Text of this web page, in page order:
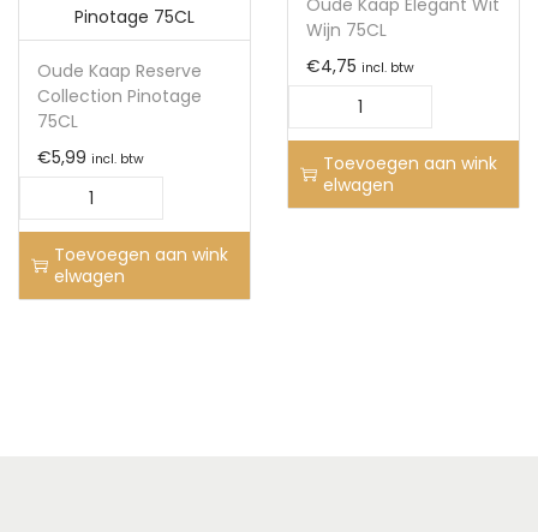
Oude Kaap Reserve
Collection Pinotage
75CL
€5,99 incl. btw
Toevoegen aan wink
elwagen
Oude Kaap Elegant Wit
Wijn 75CL
€4,75 incl. btw
Toevoegen aan wink
elwagen